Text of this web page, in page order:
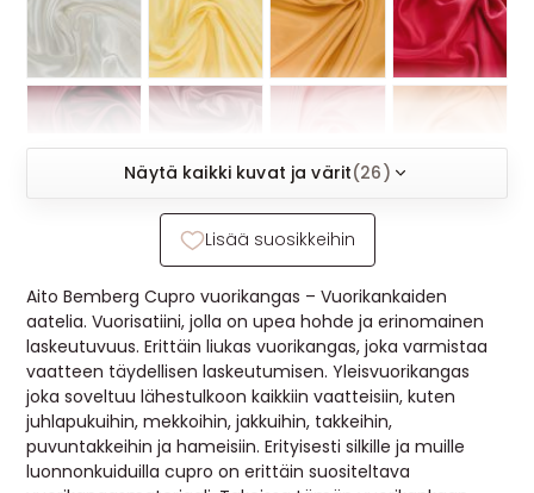
MUUT
🔖 OUTLET
USEIN KYSYTTYÄ
Aito Bemberg Cupro vuorikangas – Vuorikankaiden
aatelia. Vuorisatiini, jolla on upea hohde ja erinomainen
laskeutuvuus. Erittäin liukas vuorikangas, joka varmistaa
vaatteen täydellisen laskeutumisen. Yleisvuorikangas
joka soveltuu lähestulkoon kaikkiin vaatteisiin, kuten
juhlapukuihin, mekkoihin, jakkuihin, takkeihin,
puvuntakkeihin ja hameisiin. Erityisesti silkille ja muille
luonnonkuiduilla cupro on erittäin suositeltava
Näytä kaikki kuvat ja värit(26)
Lisää suosikkeihin